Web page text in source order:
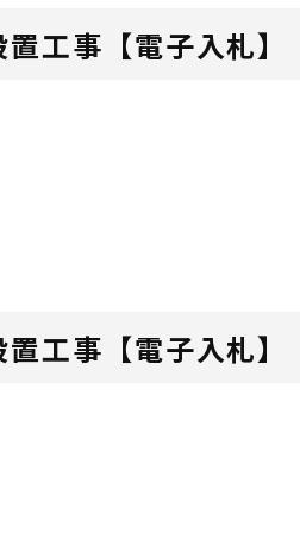
工事【電子入札】
工事【電子入札】